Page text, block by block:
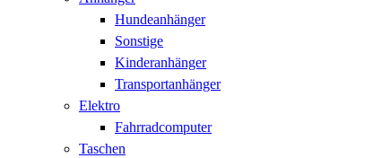
Hundeanhänger
Sonstige
Kinderanhänger
Transportanhänger
Elektro
Fahrradcomputer
Taschen